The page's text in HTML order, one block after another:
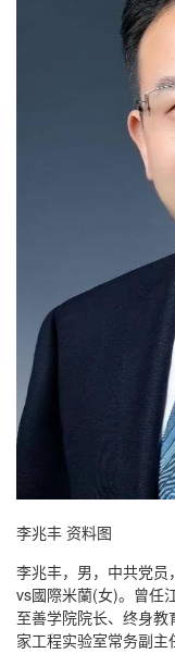
李兆丰 资料图
李兆丰，男，中共党
vs國際米蘭(女)。曾任
至善学院院长、终身
家工程实验室常务副主